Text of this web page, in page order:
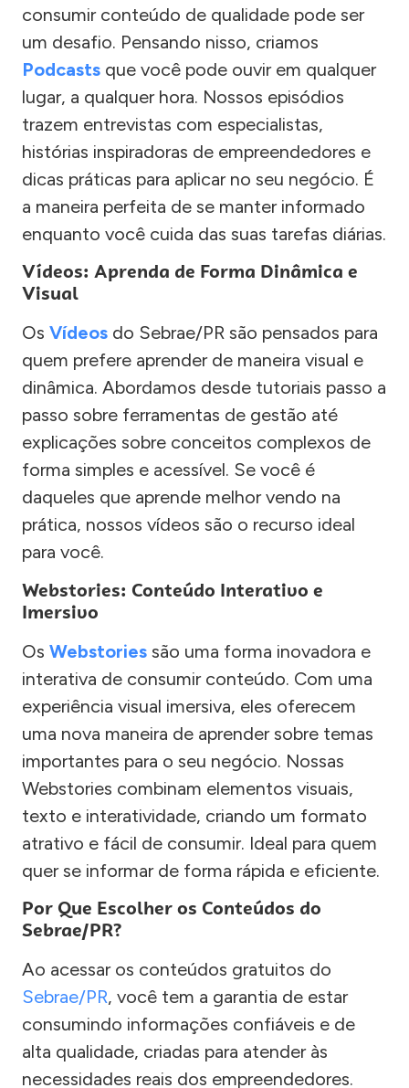
consumir conteúdo de qualidade pode ser
um desafio. Pensando nisso, criamos
Podcasts que você pode ouvir em qualquer
lugar, a qualquer hora. Nossos episódios
trazem entrevistas com especialistas,
histórias inspiradoras de empreendedores e
dicas práticas para aplicar no seu negócio. É
a maneira perfeita de se manter informado
enquanto você cuida das suas tarefas diárias.
Vídeos: Aprenda de Forma Dinâmica e
Visual
Os Vídeos do Sebrae/PR são pensados para
quem prefere aprender de maneira visual e
dinâmica. Abordamos desde tutoriais passo a
passo sobre ferramentas de gestão até
explicações sobre conceitos complexos de
forma simples e acessível. Se você é
daqueles que aprende melhor vendo na
prática, nossos vídeos são o recurso ideal
para você.
Webstories: Conteúdo Interativo e
Imersivo
Os Webstories são uma forma inovadora e
interativa de consumir conteúdo. Com uma
experiência visual imersiva, eles oferecem
uma nova maneira de aprender sobre temas
importantes para o seu negócio. Nossas
Webstories combinam elementos visuais,
texto e interatividade, criando um formato
atrativo e fácil de consumir. Ideal para quem
quer se informar de forma rápida e eficiente.
Por Que Escolher os Conteúdos do
Sebrae/PR?
Ao acessar os conteúdos gratuitos do
Sebrae/PR, você tem a garantia de estar
consumindo informações confiáveis e de
alta qualidade, criadas para atender às
necessidades reais dos empreendedores.